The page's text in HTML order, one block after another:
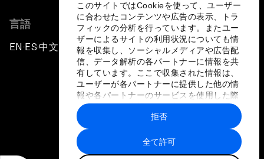
このサイトではCookieを使って、ユーザー
に合わせたコンテンツや広告の表示、トラ
フィックの分析を行っています。またユー
ザーによるサイトの利用状況についても情
報を収集し、ソーシャルメディアや広告配
信、データ解析の各パートナーに情報を共
有しています。ここで収集された情報は、
ユーザーが各パートナーに提供した他の情
報や各パートナーのサービスを使用した際
に収集された情報と組み合わされ、各パー
トナーによって使用されることがありま
す。
全て許可
拒否
言語
EN ▪ES▪中文▪ 日本語
プライバシーポリシーと利用規約
サイトマップ